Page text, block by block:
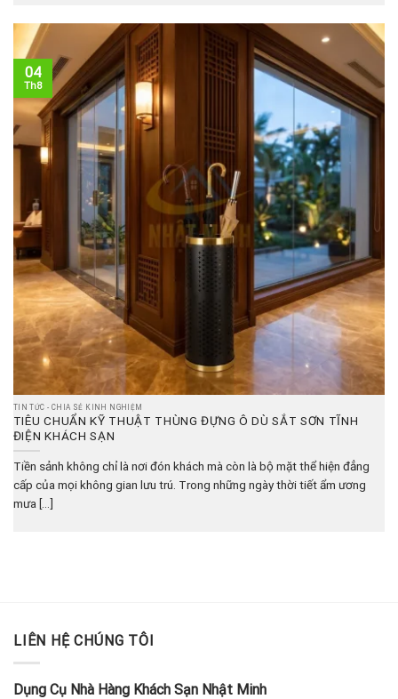
TIN TỨC - CHIA SẺ KINH NGHIỆM
TIÊU CHUẨN KỸ THUẬT THÙNG ĐỰNG Ô DÙ SẮT SƠN TĨNH
ĐIỆN KHÁCH SẠN
Tiền sảnh không chỉ là nơi đón khách mà còn là bộ mặt thể hiện đẳng
cấp của mọi không gian lưu trú. Trong những ngày thời tiết ẩm ương
mưa [...]
04
Th8
LIÊN HỆ CHÚNG TÔI
Dụng Cụ Nhà Hàng Khách Sạn Nhật Minh